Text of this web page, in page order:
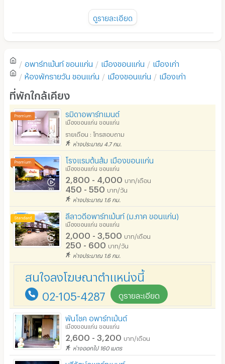
โซฟา
เตาปรุงอาหาร
อนุญาตให้เลี้ยงสัตว์
อนุญาตให้สูบบุหรี่ในห้องพัก
โทรศัพท์สายตรง
ที่จอดรถ
ที่จอดรถมอเตอร์ไซด์/จักรยาน
ลิฟต์
สระว่ายน้ำ
อินเทอร์เน็ตไร้สาย (WIFI) ในห้อง
เคเบิลทีวี / ดาวเทียม
มีระบบรักษาความปลอดภัย (keycard)
มีระบบรักษาความปลอดภัย (สแกนลายนิ้วมือ)
กล้องวงจรปิด (CCTV)
ยังไม่มีรีวิวของอพาร์ทเม้นท์นี้
เขียนรีวิวแรกของอพาร์ทเม้นท์นี้
ดูรายละเอียด
อพาร์ทเม้นท์ ขอนแก่น เมืองขอนแก่น เมืองเก่า
ห้องพักรายวัน ขอนแก่น เมืองขอนแก่น เมืองเก่า
ที่พักใกล้เคียง
รมิดาอพาร์ทเมนต์
เมืองขอนแก่น ขอนแก่น
รายเดือน : โทรสอบถาม
ห่างประมาณ 4.7 กม.
โรงแรมต้นส้ม เมืองขอนแก่น
เมืองขอนแก่น ขอนแก่น
2,800 - 4,000 บาท/เดือน
450 - 550 บาท/วัน
ห่างประมาณ 1.6 กม.
ลีลาวดีอพาร์ทเม้นท์ (ม.ภาค ขอนแก่น)
เมืองขอนแก่น ขอนแก่น
2,000 - 3,500 บาท/เดือน
250 - 600 บาท/วัน
ห่างประมาณ 1.6 กม.
สนใจลงโฆษณาตำแหน่งนี้
02-105-4287 ดูรายละเอียด
พันโชค อพาร์ทเม้นต์
เมืองขอนแก่น ขอนแก่น
2,600 - 3,200 บาท/เดือน
ห่างออกไป 160 เมตร